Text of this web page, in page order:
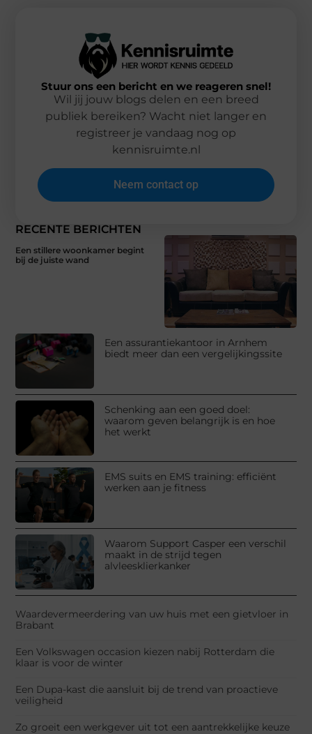
RECENTE BERICHTEN
Een stillere woonkamer begint
bij de juiste wand
Een assurantiekantoor in Arnhem
biedt meer dan een vergelijkingssite
Schenking aan een goed doel:
waarom geven belangrijk is en hoe
het werkt
EMS suits en EMS training: efficiënt
werken aan je fitness
Waarom Support Casper een verschil
maakt in de strijd tegen
alvleesklierkanker
Waardevermeerdering van uw huis met een gietvloer in
Brabant
Een Volkswagen occasion kiezen nabij Rotterdam die
klaar is voor de winter
Een Dupa-kast die aansluit bij de trend van proactieve
veiligheid
Zo groeit een werkgever uit tot een aantrekkelijke keuze
Stuur ons een bericht en we reageren snel!
Wil jij jouw blogs delen en een breed
publiek bereiken? Wacht niet langer en
registreer je vandaag nog op
kennisruimte.nl
Neem contact op